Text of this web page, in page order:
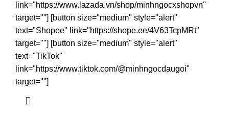
link="https://www.lazada.vn/shop/minhngocxshopvn"
target=""] [button size="medium" style="alert"
text="Shopee" link="https://shope.ee/4V63TcpMRt"
target=""] [button size="medium" style="alert"
text="TikTok"
link="https://www.tiktok.com/@minhngocdaugoi"
target=""]